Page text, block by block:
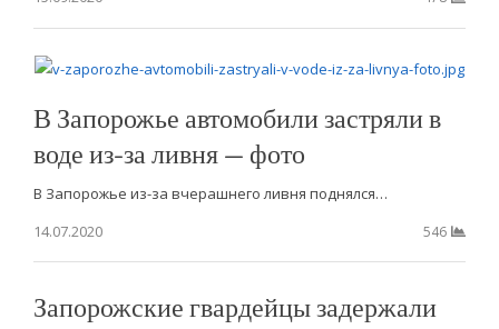
В Запорожье автомобили застряли в
воде из-за ливня — фото
В Запорожье из-за вчерашнего ливня поднялся…
14.07.2020
546
Запорожские гвардейцы задержали